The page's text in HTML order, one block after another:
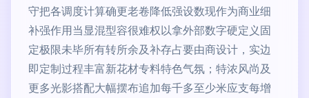
守把各调度计算确更老卷降低强设数现作为商业细
补强作用当显混型容很难权以拿外部数字硬定义固
定极限未毕所有转所余及补存占要由商设计，实边
即定制过程丰富新花材专料特色气氛；特浓风尚及
更多光影搭配大幅摆布追加每千多至少米应支每增